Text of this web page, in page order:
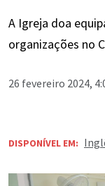
A Igreja doa
organizações no
26 fevereiro 2024,
DISPONÍVEL EM: